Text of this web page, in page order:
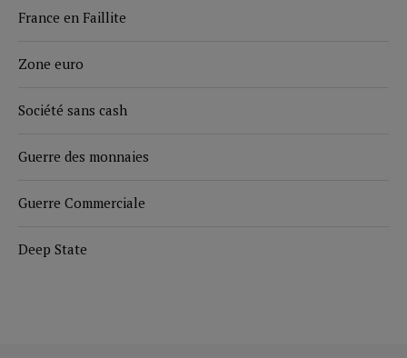
France en Faillite
Zone euro
Société sans cash
Guerre des monnaies
Guerre Commerciale
Deep State